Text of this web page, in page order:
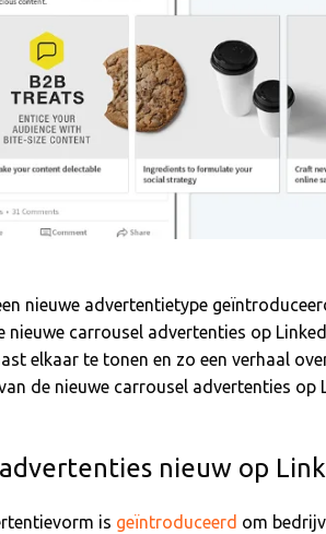
nieuwe advertentietype
nieuwe carrousel advertenties op
elkaar te tonen en zo een verhaal
de nieuwe carrousel advertenties op
nieuw op
is geïntroduceerd om